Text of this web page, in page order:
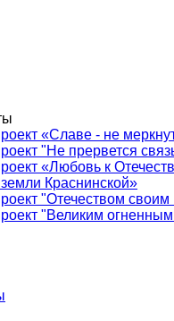
«Славе - не
"Не прервется
«Любовь к
Краснинской»
"Отечеством своим
"Великим